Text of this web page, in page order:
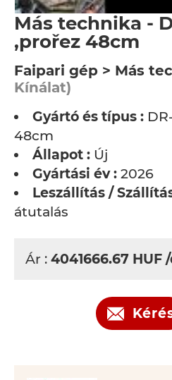
Más technika -
,prořez 48cm
Faipari gép > Más
Kínálat)
Gyártó és típus :
48cm
Állapot : Új
Gyártási év : 2026
Leszállítás /
átutalás
Ár : 4041666.67 HUF